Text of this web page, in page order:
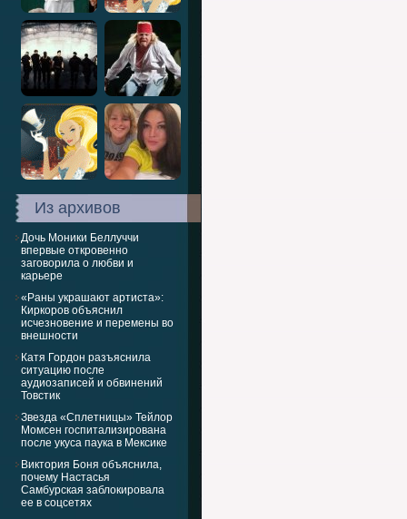
Из архивов
Дочь Моники Беллуччи
впервые откровенно
заговорила о любви и
карьере
«Раны украшают артиста»:
Киркоров объяснил
исчезновение и перемены во
внешности
Катя Гордон разъяснила
ситуацию после
аудиозаписей и обвинений
Товстик
Звезда «Сплетницы» Тейлор
Момсен госпитализирована
после укуса паука в Мексике
Виктория Боня объяснила,
почему Настасья
Самбурская заблокировала
ее в соцсетях